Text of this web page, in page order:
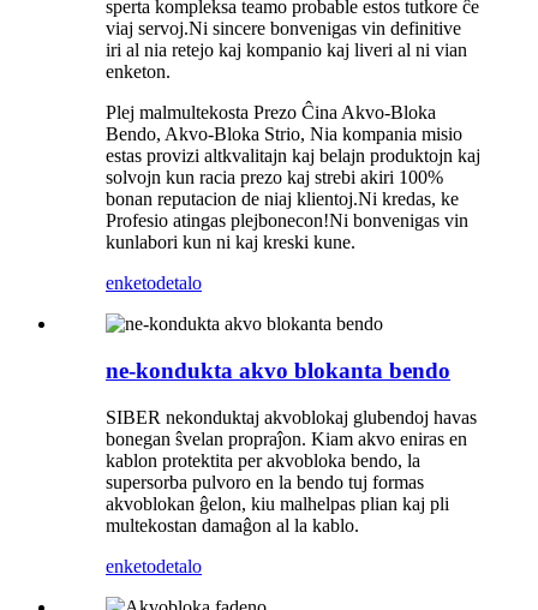
sperta kompleksa teamo probable estos tutkore ĉe
viaj servoj.Ni sincere bonvenigas vin definitive
iri al nia retejo kaj kompanio kaj liveri al ni vian
enketon.
Plej malmultekosta Prezo Ĉina Akvo-Bloka
Bendo, Akvo-Bloka Strio, Nia kompania misio
estas provizi altkvalitajn kaj belajn produktojn kaj
solvojn kun racia prezo kaj strebi akiri 100%
bonan reputacion de niaj klientoj.Ni kredas, ke
Profesio atingas plejbonecon!Ni bonvenigas vin
kunlabori kun ni kaj kreski kune.
enketodetalo
ne-kondukta akvo blokanta bendo
SIBER nekonduktaj akvoblokaj glubendoj havas
bonegan ŝvelan propraĵon. Kiam akvo eniras en
kablon protektita per akvobloka bendo, la
supersorba pulvoro en la bendo tuj formas
akvoblokan ĝelon, kiu malhelpas plian kaj pli
multekostan damaĝon al la kablo.
enketodetalo